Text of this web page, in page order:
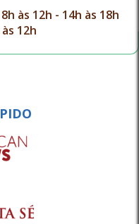
às 12h - 14h às 18h
12h